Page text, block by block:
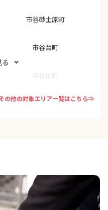
市谷砂土原町
市谷台町
市谷仲之町
市谷山伏町
の他の対象エリア一覧はこちら⇒